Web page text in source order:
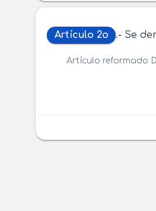
Artículo 2o .- Se
Artículo reformado